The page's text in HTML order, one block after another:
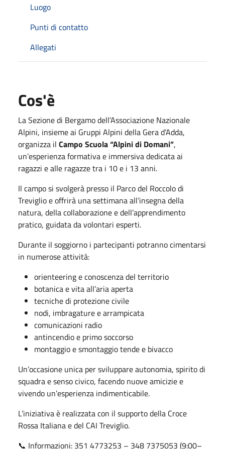
Luogo
Punti di contatto
Allegati
Cos'è
La Sezione di Bergamo dell’Associazione Nazionale
Alpini, insieme ai Gruppi Alpini della Gera d’Adda,
organizza il Campo Scuola “Alpini di Domani”,
un’esperienza formativa e immersiva dedicata ai
ragazzi e alle ragazze tra i 10 e i 13 anni.
Il campo si svolgerà presso il Parco del Roccolo di
Treviglioe offrirà una settimana all’insegna della
natura, della collaborazione e dell’apprendimento
pratico, guidata da volontari esperti.
Durante il soggiorno i partecipanti potranno cimentarsi
in numerose attività:
orienteering e conoscenza del territorio
botanica e vita all’aria aperta
tecniche di protezione civile
nodi, imbragature e arrampicata
comunicazioni radio
antincendio e primo soccorso
montaggio e smontaggio tende e bivacco
Un’occasione unica per sviluppare autonomia, spirito di
squadra e senso civico, facendo nuove amicizie e
vivendo un’esperienza indimenticabile.
L’iniziativa è realizzata con il supporto della Croce
Rossa Italianae del CAI Treviglio.
📞 Informazioni: 351 4773253 – 348 7375053 (9:00–